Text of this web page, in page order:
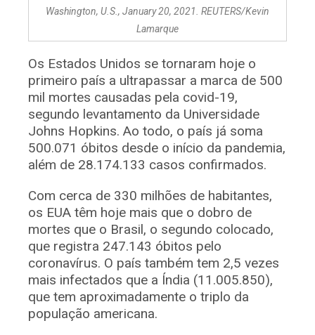
Washington, U.S., January 20, 2021. REUTERS/Kevin
Lamarque
Os Estados Unidos se tornaram hoje o
primeiro país a ultrapassar a marca de 500
mil mortes causadas pela covid-19,
segundo levantamento da Universidade
Johns Hopkins. Ao todo, o país já soma
500.071 óbitos desde o início da pandemia,
além de 28.174.133 casos confirmados.
Com cerca de 330 milhões de habitantes,
os EUA têm hoje mais que o dobro de
mortes que o Brasil, o segundo colocado,
que registra 247.143 óbitos pelo
coronavírus. O país também tem 2,5 vezes
mais infectados que a Índia (11.005.850),
que tem aproximadamente o triplo da
população americana.